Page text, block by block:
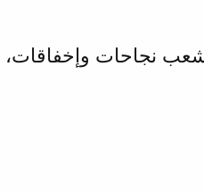
نجاحات وإخفاقات،